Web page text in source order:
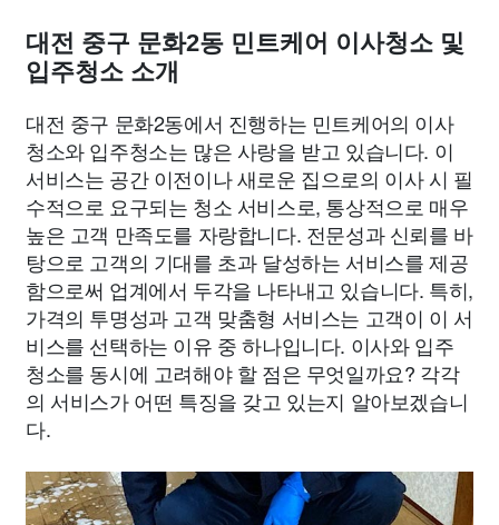
대전 중구 문화2동 민트케어 이사청소 및
입주청소 소개
대전 중구 문화2동에서 진행하는 민트케어의 이사
청소와 입주청소는 많은 사랑을 받고 있습니다. 이
서비스는 공간 이전이나 새로운 집으로의 이사 시 필
수적으로 요구되는 청소 서비스로, 통상적으로 매우
높은 고객 만족도를 자랑합니다. 전문성과 신뢰를 바
탕으로 고객의 기대를 초과 달성하는 서비스를 제공
함으로써 업계에서 두각을 나타내고 있습니다. 특히,
가격의 투명성과 고객 맞춤형 서비스는 고객이 이 서
비스를 선택하는 이유 중 하나입니다. 이사와 입주
청소를 동시에 고려해야 할 점은 무엇일까요? 각각
의 서비스가 어떤 특징을 갖고 있는지 알아보겠습니
다.